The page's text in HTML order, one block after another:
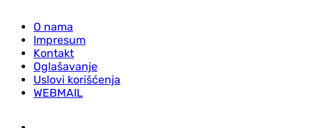
O nama
Impresum
Kontakt
Oglašavanje
Uslovi korišćenja
WEBMAIL